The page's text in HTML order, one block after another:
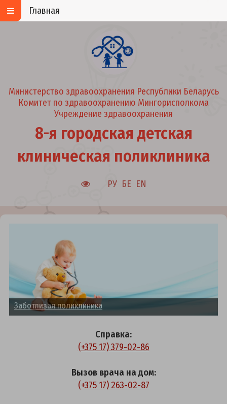
Министерство здравоохранения Республики Беларусь
Комитет по здравоохранению Мингорисполкома
Учреждение здравоохранения
8-я городская детская
клиническая поликлиника
РУ БЕ EN
Главная
Заботливая поликлиника
Справка:
(+375 17) 379-02-86
Вызов врача на дом:
(+375 17) 263-02-87